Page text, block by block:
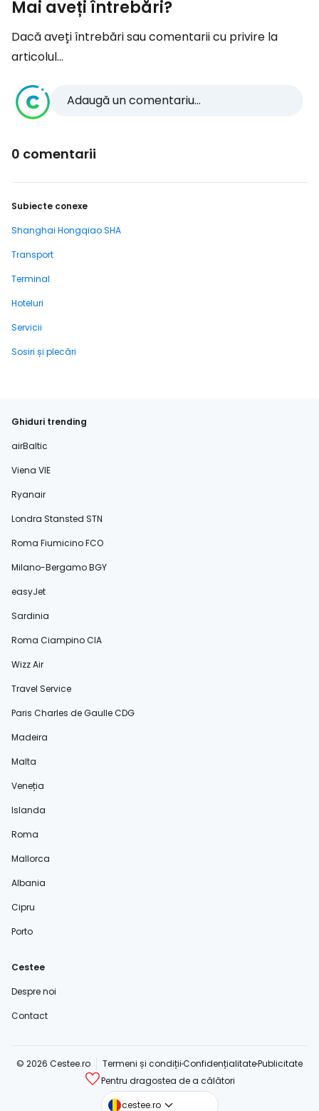
Mai aveți întrebări?
Dacă aveți întrebări sau comentarii cu privire la
articolul...
Adaugă un comentariu...
0 comentarii
Subiecte conexe
Shanghai Hongqiao SHA
Transport
Terminal
Hoteluri
Servicii
Sosiri și plecări
Ghiduri trending
airBaltic
Viena VIE
Ryanair
Londra Stansted STN
Roma Fiumicino FCO
Milano-Bergamo BGY
easyJet
Sardinia
Roma Ciampino CIA
Wizz Air
Travel Service
Paris Charles de Gaulle CDG
Madeira
Malta
Veneția
Islanda
Roma
Mallorca
Albania
Cipru
Porto
Cestee
Despre noi
Contact
© 2026 Cestee.ro Termeni și condițiiConfidențialitatePublicitate
Pentru dragostea de a călători
cestee.ro
cestee.com